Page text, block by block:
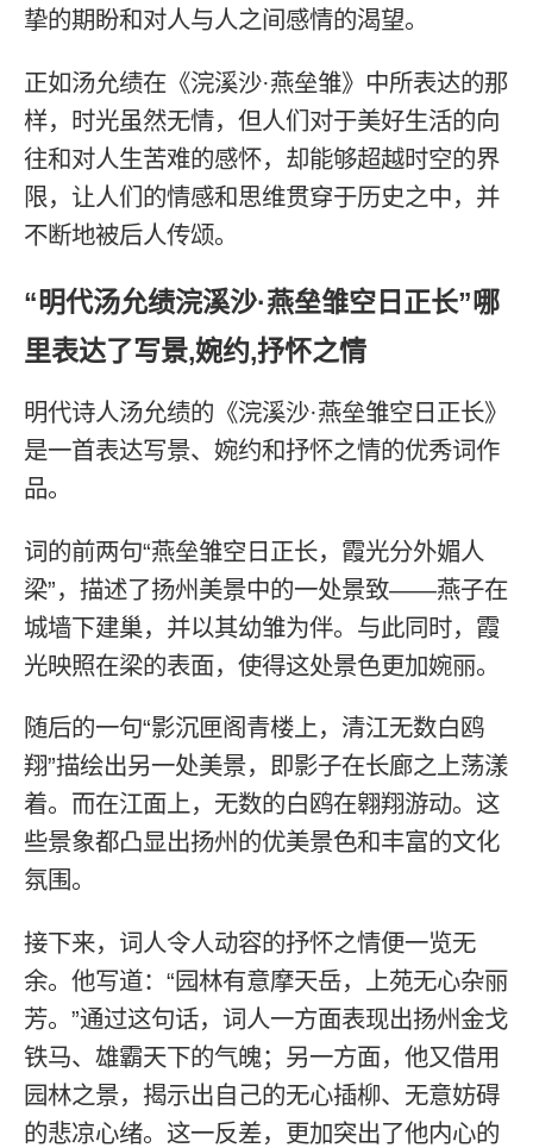
挚的期盼和对人与人之间感情的渴望。
正如汤允绩在《浣溪沙·燕垒雏》中所表达的那
样，时光虽然无情，但人们对于美好生活的向
往和对人生苦难的感怀，却能够超越时空的界
限，让人们的情感和思维贯穿于历史之中，并
不断地被后人传颂。
“明代汤允绩浣溪沙·燕垒雏空日正长”哪
里表达了写景,婉约,抒怀之情
明代诗人汤允绩的《浣溪沙·燕垒雏空日正长》
是一首表达写景、婉约和抒怀之情的优秀词作
品。
词的前两句“燕垒雏空日正长，霞光分外媚人
梁”，描述了扬州美景中的一处景致——燕子在
城墙下建巢，并以其幼雏为伴。与此同时，霞
光映照在梁的表面，使得这处景色更加婉丽。
随后的一句“影沉匣阁青楼上，清江无数白鸥
翔”描绘出另一处美景，即影子在长廊之上荡漾
着。而在江面上，无数的白鸥在翱翔游动。这
些景象都凸显出扬州的优美景色和丰富的文化
氛围。
接下来，词人令人动容的抒怀之情便一览无
余。他写道：“园林有意摩天岳，上苑无心杂丽
芳。”通过这句话，词人一方面表现出扬州金戈
铁马、雄霸天下的气魄；另一方面，他又借用
园林之景，揭示出自己的无心插柳、无意妨碍
的悲凉心绪。这一反差，更加突出了他内心的